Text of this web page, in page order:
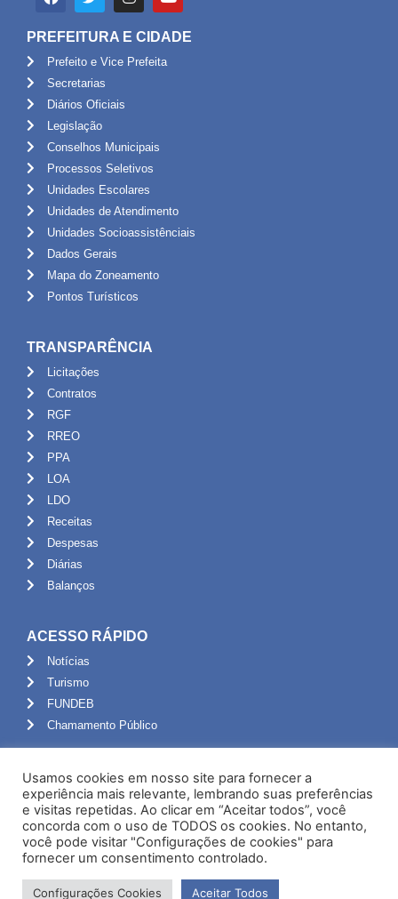
PREFEITURA E CIDADE
Prefeito e Vice Prefeita
Secretarias
Diários Oficiais
Legislação
Conselhos Municipais
Processos Seletivos
Unidades Escolares
Unidades de Atendimento
Unidades Socioassistênciais
Dados Gerais
Mapa do Zoneamento
Pontos Turísticos
TRANSPARÊNCIA
Licitações
Contratos
RGF
RREO
PPA
LOA
LDO
Receitas
Despesas
Diárias
Balanços
ACESSO RÁPIDO
Notícias
Turismo
FUNDEB
Chamamento Público
Portal do Servidor
Webmail
Administração
Usamos cookies em nosso site para fornecer a
experiência mais relevante, lembrando suas preferências
e visitas repetidas. Ao clicar em “Aceitar todos”, você
concorda com o uso de TODOS os cookies. No entanto,
você pode visitar "Configurações de cookies" para
fornecer um consentimento controlado.
Configurações Cookies Aceitar Todos